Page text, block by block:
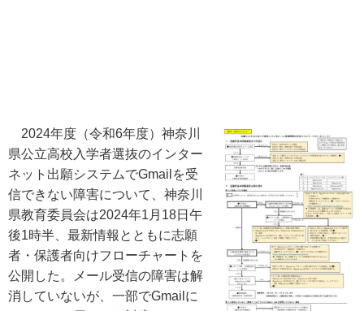
2024年度（令和6年度）神奈川
県公立高校入学者選抜のインター
ネット出願システムでGmailを受
信できない障害について、神奈川
県教育委員会は2024年1月18日午
後1時半、最新情報とともに志願
者・保護者向けフローチャートを
公開した。メール受信の障害は解
消していないが、一部でGmailに